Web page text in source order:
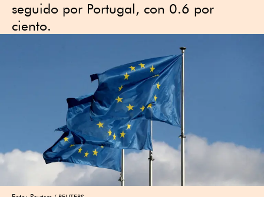
seguido por Portugal, con 0.6 por
ciento.